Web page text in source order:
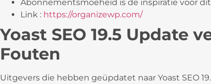
Abonnementsmoeheid is de inspiratie voor
Link : https://organizewp.com/
Yoast SEO 19.5 Update
Fouten
Uitgevers die hebben geüpdatet naar Yoast SEO